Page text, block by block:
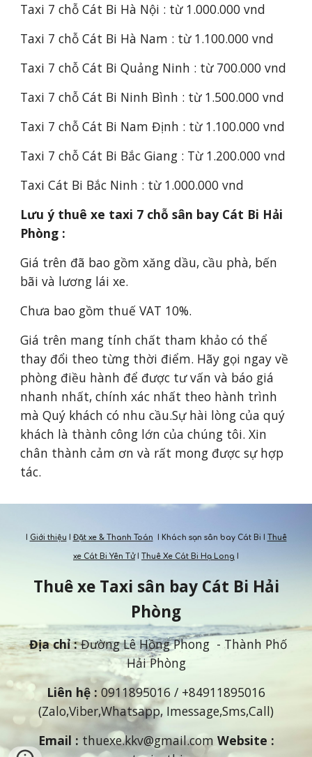
Taxi 7 chỗ Cát Bi Hà Nội : từ 1.000.000 vnd
Taxi 7 chỗ Cát Bi Hà Nam : từ 1.100.000 vnd
Taxi 7 chỗ Cát Bi Quảng Ninh : từ 700.000 vnd
Taxi 7 chỗ Cát Bi Ninh Bình : từ 1.500.000 vnd
Taxi 7 chỗ Cát Bi Nam Định : từ 1.100.000 vnd
Taxi 7 chỗ Cát Bi Bắc Giang : Từ 1.200.000 vnd
Taxi Cát Bi Bắc Ninh : từ 1.000.000 vnd
Lưu ý thuê xe taxi 7 chỗ sân bay Cát Bi Hải
Phòng :
Giá trên đã bao gồm xăng dầu, cầu phà, bến
bãi và lương lái xe.
Chưa bao gồm thuế VAT 10%.
Giá trên mang tính chất tham khảo có thể
thay đổi theo từng thời điểm. Hãy gọi ngay về
phòng điều hành để được tư vấn và báo giá
nhanh nhất, chính xác nhất theo hành trình
mà Quý khách có nhu cầu.Sự hài lòng của quý
khách là thành công lớn của chúng tôi. Xin
chân thành cảm ơn và rất mong được sự hợp
tác.
Giới thiệu Đặt xe & Thanh Toán I Khách sạn sân bay Cát Bi I Thuê
xe Cát Bi Yên TửI Thuê Xe Cát Bi Hạ Long
Thuê xe Taxi sân bay Cát Bi Hải
Phòng
Địa chỉ:Đường Lê Hồng Phong - Thành Phố
Hải Phòng
Liên hệ : 0911895016 / +84911895016
(Zalo,Viber,Whatsapp, Imessage,Sms,Call)
Email : thuexe.kkv@gmail.com Website :